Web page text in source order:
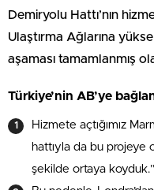
Demiryolu Hattı’nın
Ulaştırma Ağlarına
aşaması tamamlanmış
Türkiye’nin AB’ye
Hizmete açtığımız
hattıyla da bu projeye
şekilde ortaya koyduk.”